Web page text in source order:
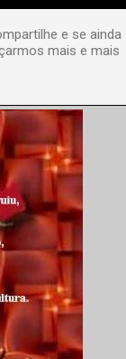
e se ainda
mais e mais